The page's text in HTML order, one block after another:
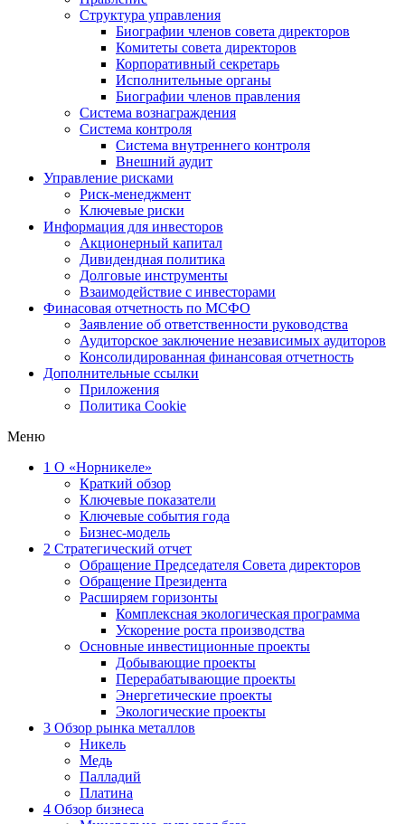
Структура управления
Биографии членов совета директоров
Комитеты совета директоров
Корпоративный секретарь
Исполнительные органы
Биографии членов правления
Система вознаграждения
Система контроля
Система внутреннего контроля
Внешний аудит
Управление рисками
Риск-менеджмент
Ключевые риски
Информация для инвесторов
Акционерный капитал
Дивидендная политика
Долговые инструменты
Взаимодействие с инвеcторами
Финасовая отчетность по МСФО
Заявление об ответственности руководства
Аудиторское заключение независимых аудиторов
Консолидированная финансовая отчетность
Дополнительные ссылки
Приложения
Политика Cookie
Меню
1 О «Норникеле»
Краткий обзор
Ключевые показатели
Ключевые события года
Бизнес-модель
2 Стратегический отчет
Обращение Председателя Совета директоров
Обращение Президента
Расширяем горизонты
Комплексная экологическая программа
Ускорение роста производства
Основные инвестиционные проекты
Добывающие проекты
Перерабатывающие проекты
Энергетические проекты
Экологические проекты
3 Обзор рынка металлов
Никель
Медь
Палладий
Платина
4 Обзор бизнеса